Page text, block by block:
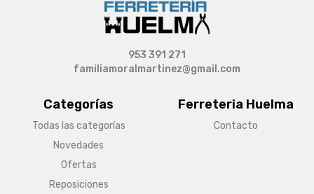
Categorías
Todas las categorías
Novedades
Ofertas
Reposiciones
Ferreteria Huelma
Contacto
953 391 271
familiamoralmartinez@gmail.com